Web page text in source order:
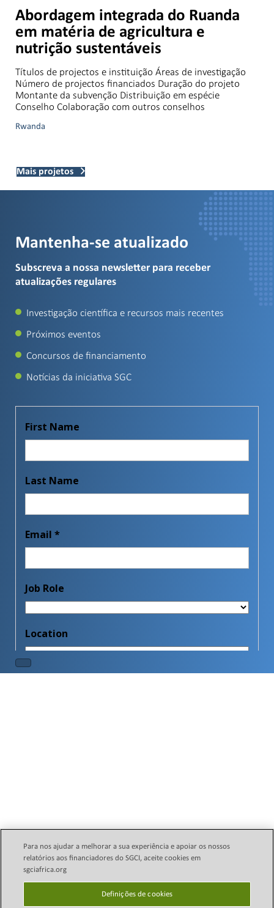
Abordagem integrada do Ruanda
em matéria de agricultura e
nutrição sustentáveis
Títulos de projectos e instituição Áreas de investigação
Número de projectos financiados Duração do projeto
Montante da subvenção Distribuição em espécie
Conselho Colaboração com outros conselhos
Rwanda
Mais projetos
Mantenha-se atualizado
Subscreva a nossa newsletter para receber
atualizações regulares
Investigação científica e recursos mais recentes
Próximos eventos
Concursos de financiamento
Notícias da iniciativa SGC
Science Granting Councils
Initiative (SGCI)
política de Privacidade
Para nos ajudar a melhorar a sua experiência e apoiar os nossos
relatórios aos financiadores do SGCI, aceite cookies em
sgciafrica.org
Definições de cookies